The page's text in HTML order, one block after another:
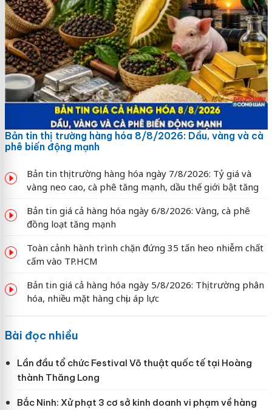
Bản tin thị trường hàng hóa 8/8/2026: Dầu, vàng và cà
phê biến động mạnh
Bản tin thị trường hàng hóa ngày 7/8/2026: Tỷ giá và
vàng neo cao, cà phê tăng mạnh, dầu thế giới bật tăng
Bản tin giá cả hàng hóa ngày 6/8/2026: Vàng, cà phê
đồng loạt tăng mạnh
Toàn cảnh hành trình chặn đứng 35 tấn heo nhiễm chất
cấm vào TP.HCM
Bản tin giá cả hàng hóa ngày 5/8/2026: Thị trường phân
hóa, nhiều mặt hàng chịu áp lực
Bài đọc nhiều
Lần đầu tổ chức Festival Võ thuật quốc tế tại Hoàng
thành Thăng Long
Bắc Ninh: Xử phạt 3 cơ sở kinh doanh vi phạm về hàng